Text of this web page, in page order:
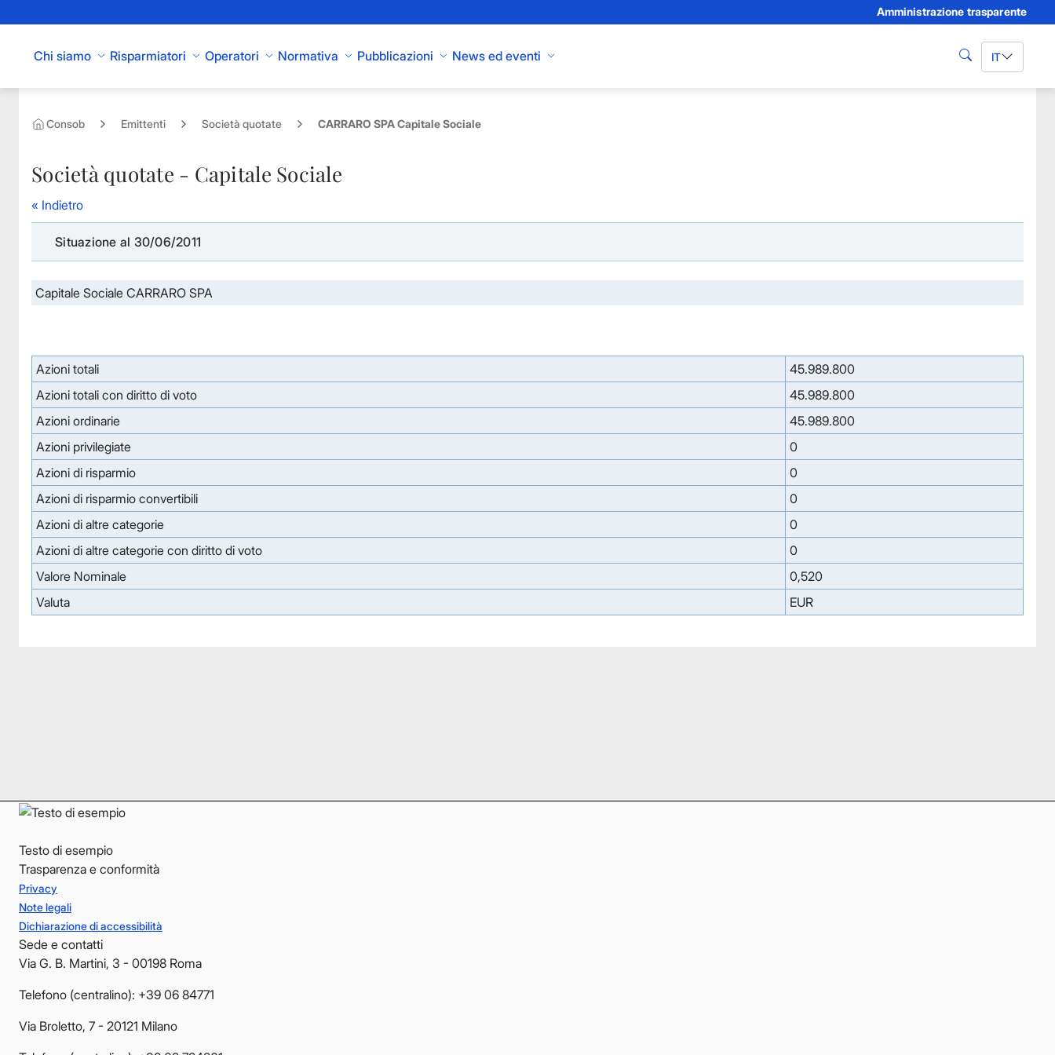
Amministrazione trasparente
Chi siamo Risparmiatori Operatori Normativa Pubblicazioni News ed eventi cerca IT
Consob Emittenti Società quotate CARRARO SPA Capitale Sociale
Società quotate - Capitale Sociale
« Indietro
Situazione al 30/06/2011
Capitale Sociale CARRARO SPA
Azioni totali
45.989.800
Azioni totali con diritto di voto
45.989.800
Azioni ordinarie
45.989.800
Azioni privilegiate
0
Azioni di risparmio
0
Azioni di risparmio convertibili
0
Azioni di altre categorie
0
Azioni di altre categorie con diritto di voto
0
Valore Nominale
0,520
Valuta
EUR
Testo di esempio
Trasparenza e conformità
Privacy
Note legali
Dichiarazione di accessibilità
Sede e contatti
Via G. B. Martini, 3 - 00198 Roma
Telefono (centralino): +39 06 84771
Via Broletto, 7 - 20121 Milano